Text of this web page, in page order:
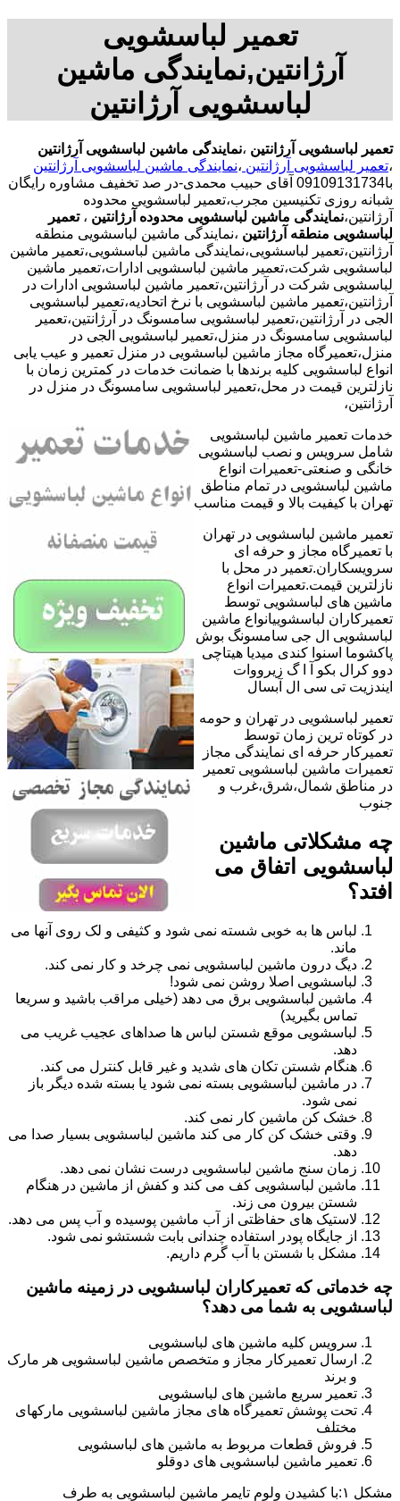
تعمیر لباسشویی
آرژانتین,نمایندگی ماشین
لباسشویی آرژانتین
تعمیر لباسشویی آرژانتین ،نمایندگی ماشین لباسشویی آرژانتین
،تعمیر لباسشویی آرژانتین ،نمایندگی ماشین لباسشویی آرژانتین
با09109131734 آقای حبیب محمدی-در صد تخفیف مشاوره رایگان
شبانه روزی تکنیسین مجرب،تعمیر لباسشویی محدوده
آرژانتین،نمایندگی ماشین لباسشویی محدوده آرژانتین ، تعمیر
لباسشویی منطقه آرژانتین ،نمایندگی ماشین لباسشویی منطقه
آرژانتین،تعمیر لباسشویی،نمایندگی ماشین لباسشویی،تعمیر ماشین
لباسشویی شرکت،تعمیر ماشین لباسشویی ادارات،تعمیر ماشین
لباسشویی شرکت در آرژانتین،تعمیر ماشین لباسشویی ادارات در
آرژانتین،تعمیر ماشین لباسشویی با نرخ اتحادیه،تعمیر لباسشویی
الجی در آرژانتین،تعمیر لباسشویی سامسونگ در آرژانتین،تعمیر
لباسشویی سامسونگ در منزل،تعمیر لباسشویی الجی در
منزل،تعمیرگاه مجاز ماشین لباسشویی در منزل تعمیر و عیب یابی
انواع لباسشویی کلیه برندها با ضمانت خدمات در کمترین زمان با
نازلترین قیمت در محل،تعمیر لباسشویی سامسونگ در منزل در
آرژانتین،
خدمات تعمیر ماشین لباسشویی
شامل سرویس و نصب لباسشویی
خانگی و صنعتی-تعمیرات انواع
ماشین لباسشویی در تمام مناطق
تهران با کیفیت بالا و قیمت مناسب
تعمیر ماشین لباسشویی در تهران
با تعمیرگاه مجاز و حرفه ای
سرویسکاران.تعمیر در محل با
نازلترین قیمت.تعمیرات انواع
ماشین های لباسشویی توسط
تعمیرکاران لباسشوییانواع ماشین
لباسشویی ال جی سامسونگ بوش
پاکشوما اسنوا کندی میدیا هیتاچی
دوو کرال بکو آ ا گ زیرووات
ایندزیت تی سی ال آبسال
تعمیر لباسشویی در تهران و حومه
در کوتاه ترین زمان توسط
تعمیرکار حرفه ای نمایندگی مجاز
تعمیرات ماشین لباسشویی تعمیر
در مناطق شمال،شرق،غرب و
جنوب
چه مشکلاتی ماشین
لباسشویی اتفاق می
افتد؟
لباس ها به خوبی شسته نمی شود و کثیفی و لک روی آنها می
ماند.
دیگ درون ماشین لباسشویی نمی چرخد و کار نمی کند.
لباسشویی اصلا روشن نمی شود!
ماشین لباسشویی برق می دهد (خیلی مراقب باشید و سریعا
تماس بگیرید)
لباسشویی موقع شستن لباس ها صداهای عجیب غریب می
دهد.
هنگام شستن تکان های شدید و غیر قابل کنترل می کند.
در ماشین لباسشویی بسته نمی شود یا بسته شده دیگر باز
نمی شود.
خشک کن ماشین کار نمی کند.
وقتی خشک کن کار می کند ماشین لباسشویی بسیار صدا می
دهد.
زمان سنج ماشین لباسشویی درست نشان نمی دهد.
ماشین لباسشویی کف می کند و کفش از ماشین در هنگام
شستن بیرون می زند.
لاستیک های حفاظتی از آب ماشین پوسیده و آب پس می دهد.
از جایگاه پودر استفاده چندانی بابت شستشو نمی شود.
مشکل با شستن با آب گرم داریم.
چه خدماتی که تعمیرکاران لباسشویی در زمینه ماشین
لباسشویی به شما می دهد؟
سرویس کلیه ماشین های لباسشویی
ارسال تعمیرکار مجاز و متخصص ماشین لباسشویی هر مارک
و برند
تعمیر سریع ماشین های لباسشویی
تحت پوشش تعمیرگاه های مجاز ماشین لباسشویی مارکهای
مختلف
فروش قطعات مربوط به ماشین های لباسشویی
تعمیر ماشین لباسشویی های دوقلو
مشکل ۱:ﺑﺎ ﮐﺸﯿﺪن وﻟﻮم ﺗﺎﯾﻤﺮ ماشین لباسشویی به طرف